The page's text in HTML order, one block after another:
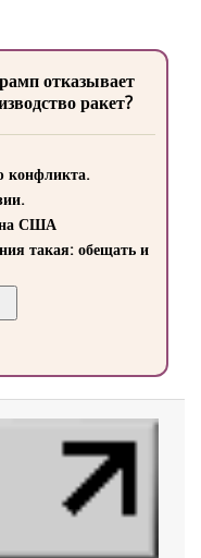
отказывает
ракет?
конфликта.
на США
такая: обещать и